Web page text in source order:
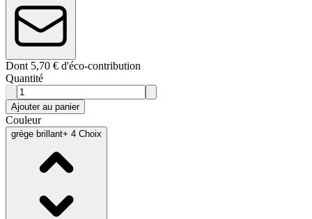
Dont 5,70 € d'éco-contribution
Quantité
Ajouter au panier
Couleur
grège brillant+ 4 Choix